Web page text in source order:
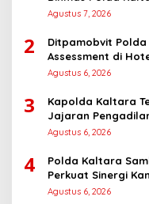
Masyarakat
Agustus 7, 2026
2
Ditpamobvit
Assessment di
Agustus 6, 2026
3
Kapolda Kaltara
Jajaran
Agustus 6, 2026
4
Polda Kaltara
Perkuat Sinergi
Agustus 6, 2026